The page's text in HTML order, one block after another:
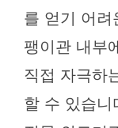
를 얻기 어
팽이관 내부
직접 자극하
할 수 있습